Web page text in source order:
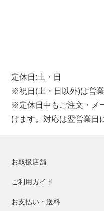
定休日:土・日
※祝日(土・日以外)は営業
※定休日中もご注文・メ
けます。対応は翌営業日
お取扱店舗
ご利用ガイド
お支払い・送料